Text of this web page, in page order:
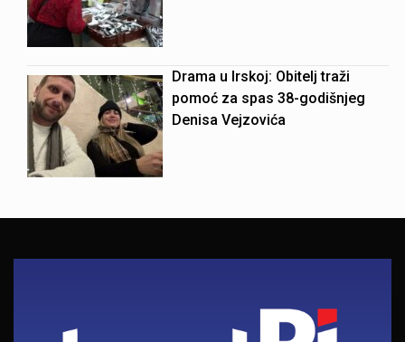
Drama u Irskoj: Obitelj traži
pomoć za spas 38-godišnjeg
Denisa Vejzovića